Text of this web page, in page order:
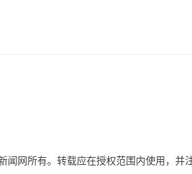
闻网所有。转载应在授权范围内使用，并